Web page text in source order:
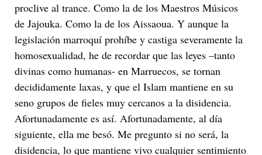
proclive al trance. Como la de los Maestros Músicos
de Jajouka. Como la de los Aissaoua. Y aunque la
legislación marroquí prohíbe y castiga severamente la
homosexualidad, he de recordar que las leyes –tanto
divinas como humanas- en Marruecos, se tornan
decididamente laxas, y que el Islam mantiene en su
seno grupos de fieles muy cercanos a la disidencia.
Afortunadamente es así. Afortunadamente, al día
siguiente, ella me besó. Me pregunto si no será, la
disidencia, lo que mantiene vivo cualquier sentimiento